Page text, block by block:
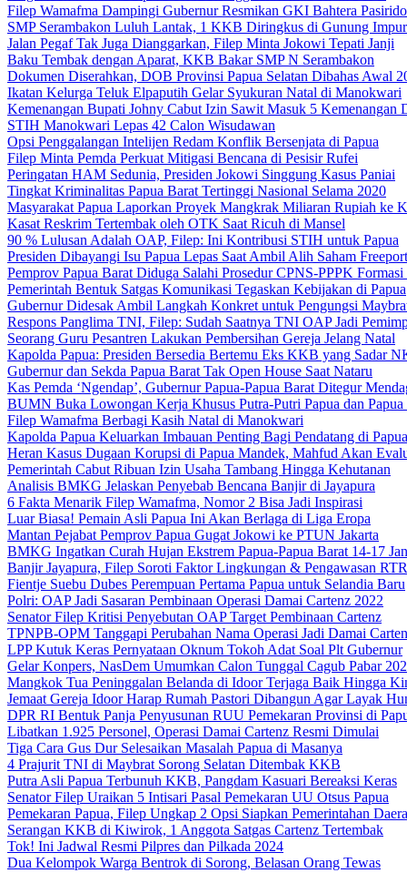
Filep Wamafma Dampingi Gubernur Resmikan GKI Bahtera Pasirido
SMP Serambakon Luluh Lantak, 1 KKB Diringkus di Gunung
Jalan Pegaf Tak Juga Dianggarkan, Filep Minta Jokowi Tepati Janji
Baku Tembak dengan Aparat, KKB Bakar SMP N Serambakon
Dokumen Diserahkan, DOB Provinsi Papua Selatan Dibahas Awal
Ikatan Kelurga Teluk Elpaputih Gelar Syukuran Natal di Manokwari
Kemenangan Bupati Johny Cabut Izin Sawit Masuk 5 Kemenangan
STIH Manokwari Lepas 42 Calon Wisudawan
Opsi Penggalangan Intelijen Redam Konflik Bersenjata di Papua
Filep Minta Pemda Perkuat Mitigasi Bencana di Pesisir Rufei
Peringatan HAM Sedunia, Presiden Jokowi Singgung Kasus Paniai
Tingkat Kriminalitas Papua Barat Tertinggi Nasional Selama 2020
Masyarakat Papua Laporkan Proyek Mangkrak Miliaran Rupiah ke
Kasat Reskrim Tertembak oleh OTK Saat Ricuh di Mansel
90 % Lulusan Adalah OAP, Filep: Ini Kontribusi STIH untuk Papua
Presiden Dibayangi Isu Papua Lepas Saat Ambil Alih Saham Freeport
Pemprov Papua Barat Diduga Salahi Prosedur CPNS-PPPK Formasi
Pemerintah Bentuk Satgas Komunikasi Tegaskan Kebijakan di Papua
Gubernur Didesak Ambil Langkah Konkret untuk Pengungsi
Respons Panglima TNI, Filep: Sudah Saatnya TNI OAP Jadi
Seorang Guru Pesantren Lakukan Pembersihan Gereja Jelang Natal
Kapolda Papua: Presiden Bersedia Bertemu Eks KKB yang Sadar
Gubernur dan Sekda Papua Barat Tak Open House Saat Nataru
Kas Pemda ‘Ngendap’, Gubernur Papua-Papua Barat Ditegur
BUMN Buka Lowongan Kerja Khusus Putra-Putri Papua dan Papua
Filep Wamafma Berbagi Kasih Natal di Manokwari
Kapolda Papua Keluarkan Imbauan Penting Bagi Pendatang di Papua
Heran Kasus Dugaan Korupsi di Papua Mandek, Mahfud Akan
Pemerintah Cabut Ribuan Izin Usaha Tambang Hingga Kehutanan
Analisis BMKG Jelaskan Penyebab Bencana Banjir di Jayapura
6 Fakta Menarik Filep Wamafma, Nomor 2 Bisa Jadi Inspirasi
Luar Biasa! Pemain Asli Papua Ini Akan Berlaga di Liga Eropa
Mantan Pejabat Pemprov Papua Gugat Jokowi ke PTUN Jakarta
BMKG Ingatkan Curah Hujan Ekstrem Papua-Papua Barat 14-17
Banjir Jayapura, Filep Soroti Faktor Lingkungan & Pengawasan
Fientje Suebu Dubes Perempuan Pertama Papua untuk Selandia Baru
Polri: OAP Jadi Sasaran Pembinaan Operasi Damai Cartenz 2022
Senator Filep Kritisi Penyebutan OAP Target Pembinaan Cartenz
TPNPB-OPM Tanggapi Perubahan Nama Operasi Jadi Damai
LPP Kutuk Keras Pernyataan Oknum Tokoh Adat Soal Plt Gubernur
Gelar Konpers, NasDem Umumkan Calon Tunggal Cagub Pabar
Mangkok Tua Peninggalan Belanda di Idoor Terjaga Baik Hingga
Jemaat Gereja Idoor Harap Rumah Pastori Dibangun Agar Layak
DPR RI Bentuk Panja Penyusunan RUU Pemekaran Provinsi di
Libatkan 1.925 Personel, Operasi Damai Cartenz Resmi Dimulai
Tiga Cara Gus Dur Selesaikan Masalah Papua di Masanya
4 Prajurit TNI di Maybrat Sorong Selatan Ditembak KKB
Putra Asli Papua Terbunuh KKB, Pangdam Kasuari Bereaksi Keras
Senator Filep Uraikan 5 Intisari Pasal Pemekaran UU Otsus Papua
Pemekaran Papua, Filep Ungkap 2 Opsi Siapkan Pemerintahan
Serangan KKB di Kiwirok, 1 Anggota Satgas Cartenz Tertembak
Tok! Ini Jadwal Resmi Pilpres dan Pilkada 2024
Dua Kelompok Warga Bentrok di Sorong, Belasan Orang Tewas